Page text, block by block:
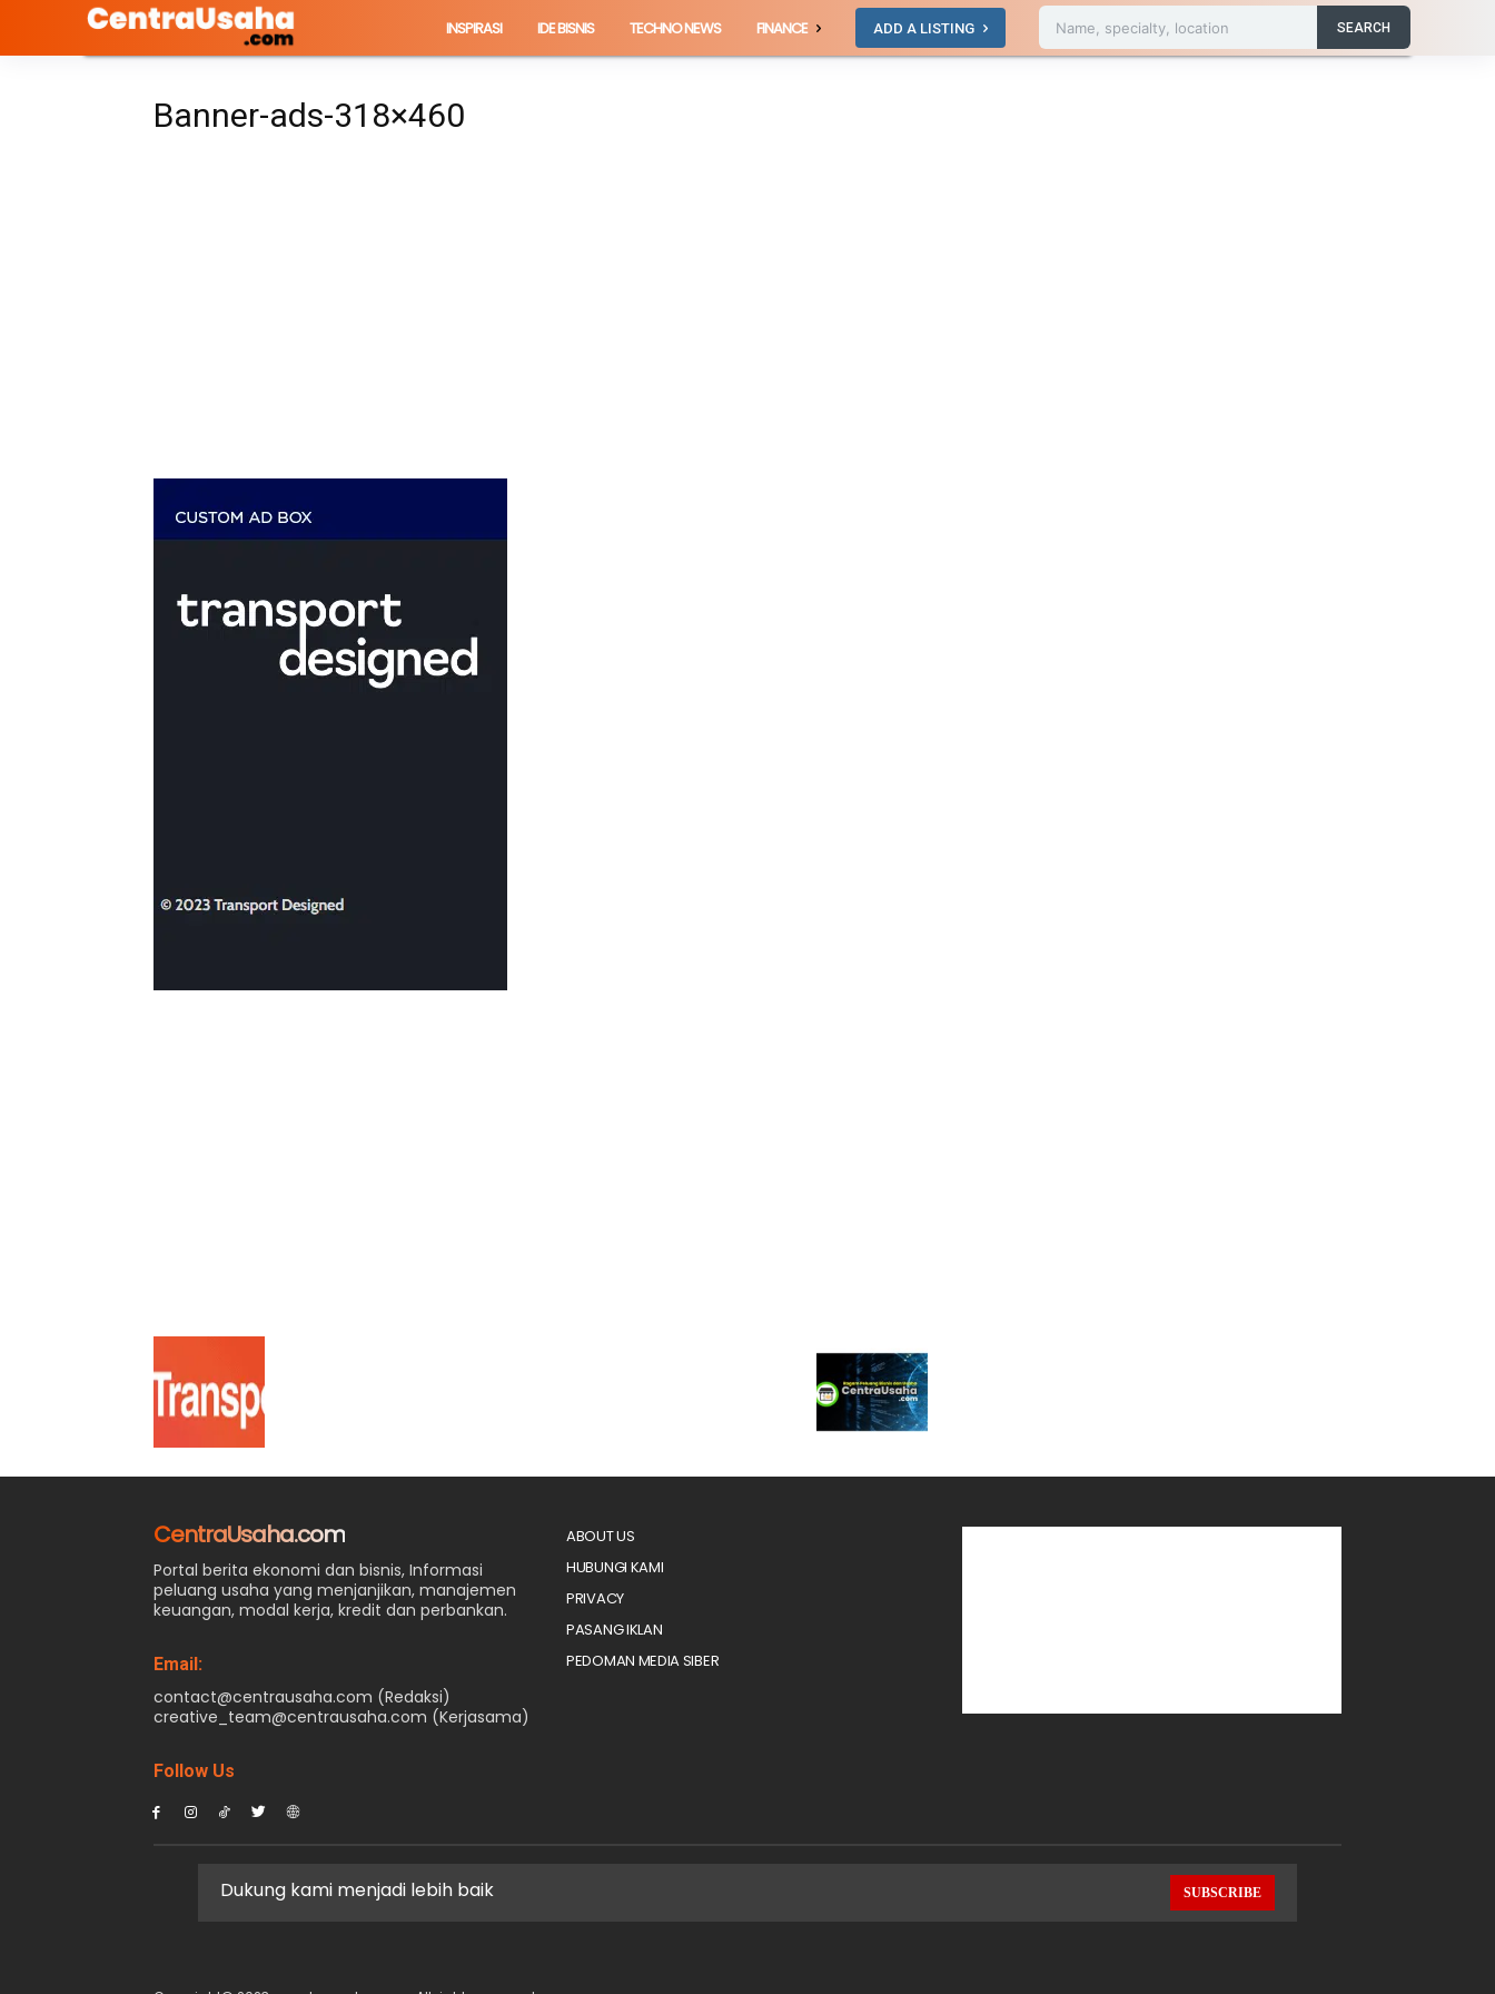
INSPIRASI IDE BISNIS TECHNO NEWS FINANCE ADD A LISTING Name, specialty, location SEARCH
Banner-ads-318×460
CentraUsaha.com
Portal berita ekonomi dan bisnis, Informasi
peluang usaha yang menjanjikan, manajemen
keuangan, modal kerja, kredit dan perbankan.
Email:
contact@centrausaha.com (Redaksi)
creative_team@centrausaha.com (Kerjasama)
Follow Us
ABOUT US
HUBUNGI KAMI
PRIVACY
PASANG IKLAN
PEDOMAN MEDIA SIBER
Dukung kami menjadi lebih baik SUBSCRIBE